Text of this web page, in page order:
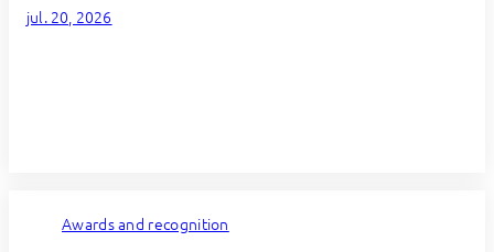
jul. 20, 2026
Awards and recognition